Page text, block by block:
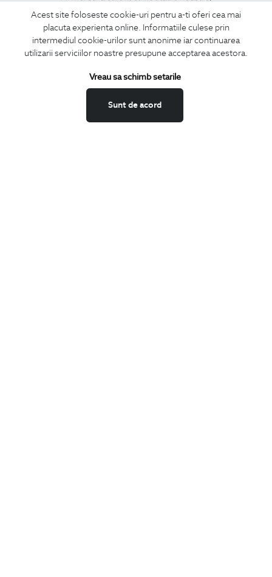
Acest site foloseste cookie-uri pentru a-ti oferi cea mai
placuta experienta online. Informatiile culese prin
intermediul cookie-urilor sunt anonime iar continuarea
utilizarii serviciilor noastre presupune acceptarea acestora.
Sunt de acord
Vreau sa schimb setarile
oferte speciale si trenduri in moda masculina.
CONCIERGE
Termeni si conditii
Schimburi si retur
Securitatea datelor
Feedback site
ANPC